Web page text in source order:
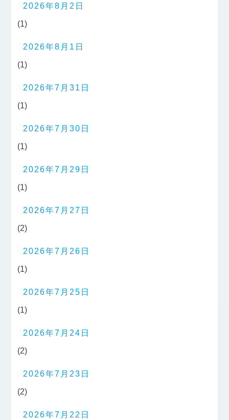
2026年8月2日
(1)
2026年8月1日
(1)
2026年7月31日
(1)
2026年7月30日
(1)
2026年7月29日
(1)
2026年7月27日
(2)
2026年7月26日
(1)
2026年7月25日
(1)
2026年7月24日
(2)
2026年7月23日
(2)
2026年7月22日